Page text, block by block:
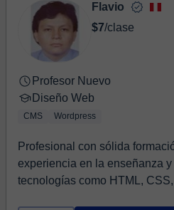
Flavio
$7/clase
Profesor Nuevo
Diseño Web
CMS Wordpress
Profesional con sólida
experiencia en la enseñanza
tecnologías como HTML,